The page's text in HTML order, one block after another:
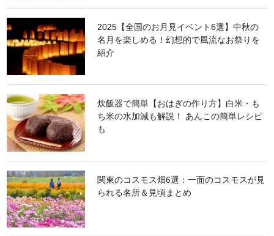
2025【全国のお月見イベント6選】中秋の
名月を楽しめる！幻想的で風流なお祭りを
紹介
炊飯器で簡単【おはぎの作り方】白米・も
ち米の水加減も解説！ あんこの簡単レシピ
も
関東のコスモス畑6選：一面のコスモスが見
られる名所＆見頃まとめ